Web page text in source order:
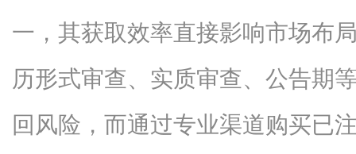
一，其获取效率直接影响市场布
历形式审查、实质审查、公告期
回风险，而通过专业渠道购买已